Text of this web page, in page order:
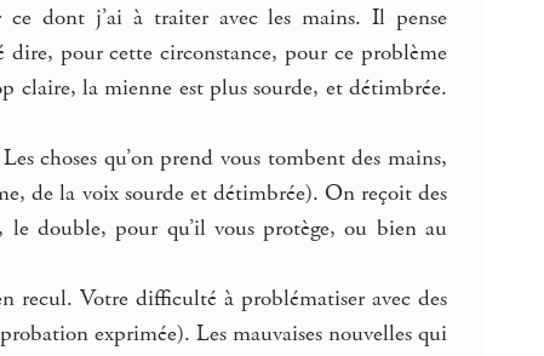
dont j’ai à traiter avec les mains. Il pense
dire, pour cette circonstance, pour ce problème
claire, la mienne est plus sourde, et détimbrée.
choses qu’on prend vous tombent des mains,
de la voix sourde et détimbrée). On reçoit des
le double, pour qu’il vous protège, ou bien au
Votre difficulté à problématiser avec des
exprimée). Les mauvaises nouvelles qui